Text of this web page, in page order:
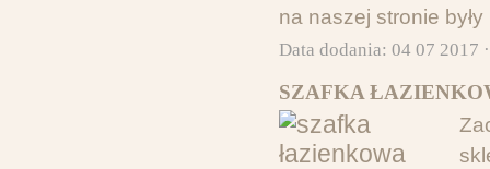
na naszej stronie
Data dodania: 04 07 2017
SZAFKA